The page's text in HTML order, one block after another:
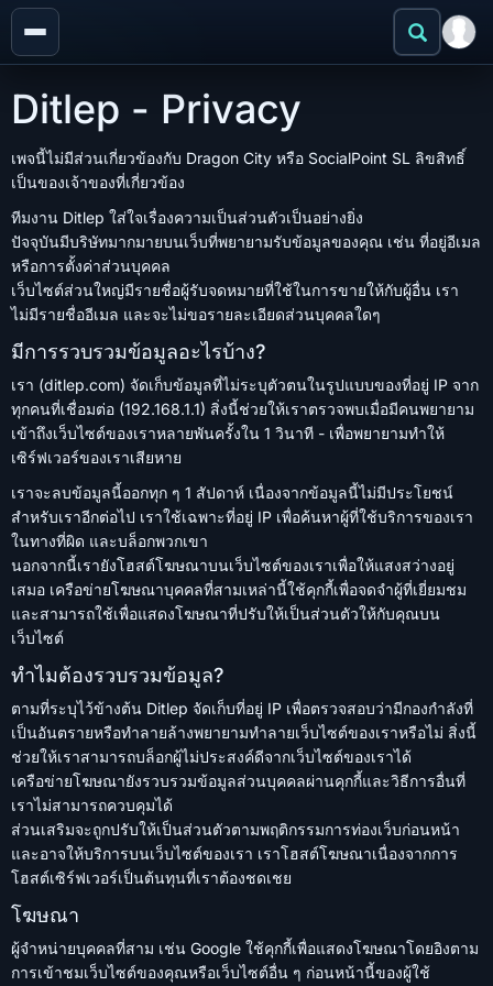
Ditlep - Privacy
เพจนี้ไม่มีส่วนเกี่ยวข้องกับ Dragon City หรือ SocialPoint SL ลิขสิทธิ์
เป็นของเจ้าของที่เกี่ยวข้อง
ทีมงาน Ditlep ใส่ใจเรื่องความเป็นส่วนตัวเป็นอย่างยิ่ง
ปัจจุบันมีบริษัทมากมายบนเว็บที่พยายามรับข้อมูลของคุณ เช่น ที่อยู่อีเมล
หรือการตั้งค่าส่วนบุคคล
เว็บไซต์ส่วนใหญ่มีรายชื่อผู้รับจดหมายที่ใช้ในการขายให้กับผู้อื่น เรา
ไม่มีรายชื่ออีเมล และจะไม่ขอรายละเอียดส่วนบุคคลใดๆ
มีการรวบรวมข้อมูลอะไรบ้าง?
เรา (ditlep.com) จัดเก็บข้อมูลที่ไม่ระบุตัวตนในรูปแบบของที่อยู่ IP จาก
ทุกคนที่เชื่อมต่อ (192.168.1.1) สิ่งนี้ช่วยให้เราตรวจพบเมื่อมีคนพยายาม
เข้าถึงเว็บไซต์ของเราหลายพันครั้งใน 1 วินาที - เพื่อพยายามทำให้
เซิร์ฟเวอร์ของเราเสียหาย
เราจะลบข้อมูลนี้ออกทุก ๆ 1 สัปดาห์ เนื่องจากข้อมูลนี้ไม่มีประโยชน์
สำหรับเราอีกต่อไป เราใช้เฉพาะที่อยู่ IP เพื่อค้นหาผู้ที่ใช้บริการของเรา
ในทางที่ผิด และบล็อกพวกเขา
นอกจากนี้เรายังโฮสต์โฆษณาบนเว็บไซต์ของเราเพื่อให้แสงสว่างอยู่
เสมอ เครือข่ายโฆษณาบุคคลที่สามเหล่านี้ใช้คุกกี้เพื่อจดจำผู้ที่เยี่ยมชม
และสามารถใช้เพื่อแสดงโฆษณาที่ปรับให้เป็นส่วนตัวให้กับคุณบน
เว็บไซต์
ทำไมต้องรวบรวมข้อมูล?
ตามที่ระบุไว้ข้างต้น Ditlep จัดเก็บที่อยู่ IP เพื่อตรวจสอบว่ามีกองกำลังที่
เป็นอันตรายหรือทำลายล้างพยายามทำลายเว็บไซต์ของเราหรือไม่ สิ่งนี้
ช่วยให้เราสามารถบล็อกผู้ไม่ประสงค์ดีจากเว็บไซต์ของเราได้
เครือข่ายโฆษณายังรวบรวมข้อมูลส่วนบุคคลผ่านคุกกี้และวิธีการอื่นที่
เราไม่สามารถควบคุมได้
ส่วนเสริมจะถูกปรับให้เป็นส่วนตัวตามพฤติกรรมการท่องเว็บก่อนหน้า
และอาจให้บริการบนเว็บไซต์ของเรา เราโฮสต์โฆษณาเนื่องจากการ
โฮสต์เซิร์ฟเวอร์เป็นต้นทุนที่เราต้องชดเชย
โฆษณา
ผู้จำหน่ายบุคคลที่สาม เช่น Google ใช้คุกกี้เพื่อแสดงโฆษณาโดยอิงตาม
การเข้าชมเว็บไซต์ของคุณหรือเว็บไซต์อื่น ๆ ก่อนหน้านี้ของผู้ใช้